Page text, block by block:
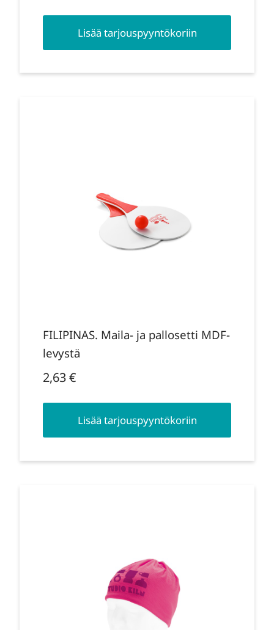
Lisää tarjouspyyntökoriin
FILIPINAS. Maila- ja pallosetti MDF-
levystä
2,63€
Lisää tarjouspyyntökoriin